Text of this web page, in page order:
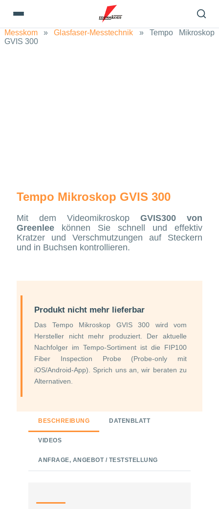
Messkom »Glasfaser-Messtechnik » Tempo Mikroskop
GVIS 300
Tempo Mikroskop GVIS 300
Mit dem Videomikroskop GVIS300 von
Greenlee können Sie schnell und effektiv
Kratzer und Verschmutzungen auf Steckern
und in Buchsen kontrollieren.
Produkt nicht mehr lieferbar
Das Tempo Mikroskop GVIS 300 wird vom
Hersteller nicht mehr produziert. Der aktuelle
Nachfolger im Tempo-Sortiment ist die FIP100
Fiber Inspection Probe (Probe-only mit
iOS/Android-App). Sprich uns an, wir beraten zu
Alternativen.
BESCHREIBUNG DATENBLATT
VIDEOS
ANFRAGE, ANGEBOT / TESTSTELLUNG